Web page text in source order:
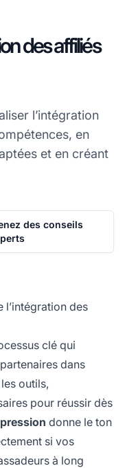
des affiliés
l’intégration
en
et en créant
des conseils
l’intégration des
clé qui
dans
outils,
pour réussir dès
donne le ton
si vos
à long